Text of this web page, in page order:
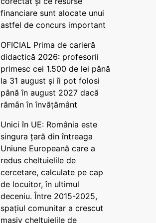
financiare sunt alocate unui
astfel de concurs important
OFICIAL Prima de carieră
didactică 2026: profesorii
primesc cei 1.500 de lei până
la 31 august și îi pot folosi
până în august 2027 dacă
rămân în învățământ
Unici în UE: România este
singura țară din întreaga
Uniune Europeană care a
redus cheltuielile de
cercetare, calculate pe cap
de locuitor, în ultimul
deceniu. Între 2015-2025,
spațiul comunitar a crescut
masiv cheltuielile de